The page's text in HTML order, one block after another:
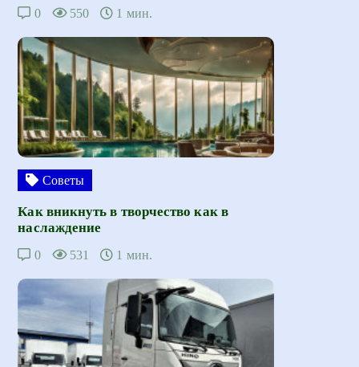
0 550 1 мин.
Советы
Как вникнуть в творчество как в
наслаждение
0 531 1 мин.